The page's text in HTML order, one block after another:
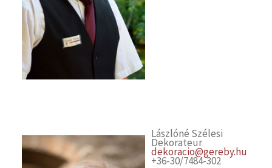
Lászlóné Szélesi
Dekorateur
dekoracio@gereby.hu
+36-30/7484-302